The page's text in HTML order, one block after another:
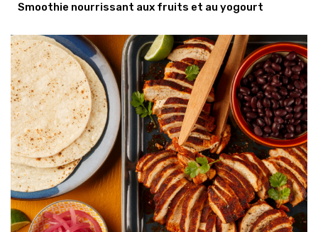
Smoothie nourrissant aux fruits et au yogourt